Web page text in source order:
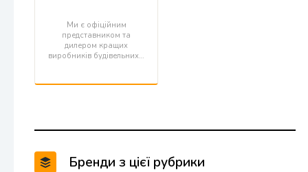
Ми є офіційним
представником та
дилером кращих
виробників будівельних…
Бренди з цієї рубрики